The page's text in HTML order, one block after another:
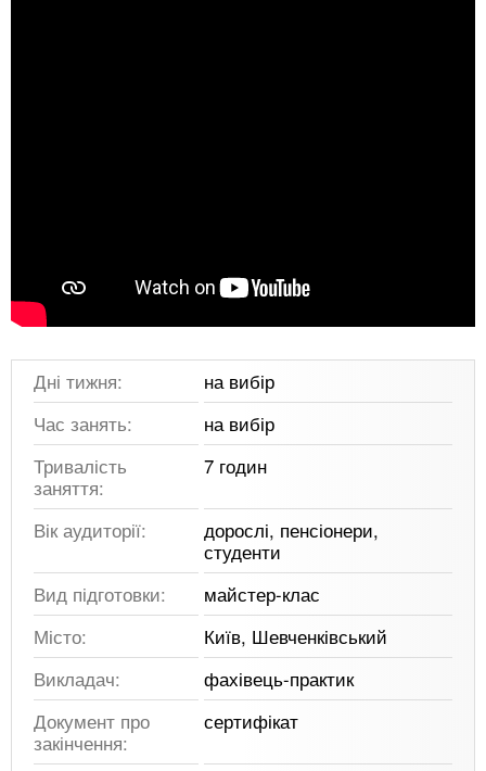
Дні тижня:
на вибір
Час занять:
на вибір
Тривалість
заняття:
7 годин
Вік аудиторії:
дорослі, пенсіонери,
студенти
Вид підготовки:
майстер-клас
Місто:
Київ, Шевченківський
Викладач:
фахівець-практик
Документ про
закінчення:
сертифікат